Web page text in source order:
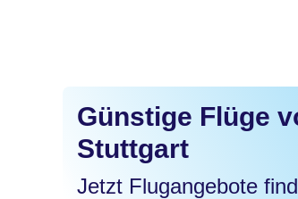
Günstige Flüge
Stuttgart
Jetzt Flugangebote